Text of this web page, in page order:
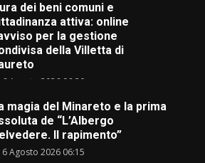
dei beni comuni e
attiva: online
per la gestione
della Villetta di
6 Agosto 2026 06:20
magia del Minareto e la prima
de “L’Albergo
Il rapimento”
6 Agosto 2026 06:15